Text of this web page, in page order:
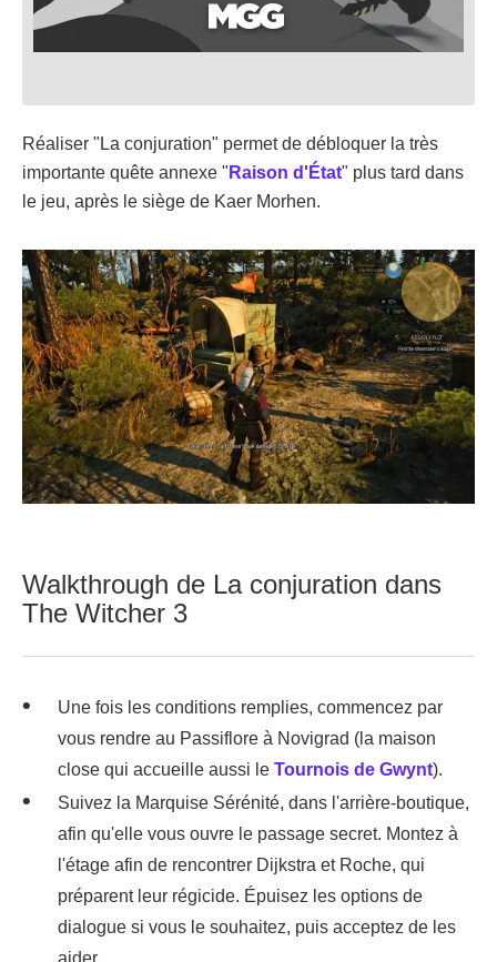
Réaliser "La conjuration" permet de débloquer la très
importante quête annexe " Raison d'État" plus tard dans
le jeu, après le siège de Kaer Morhen.
Walkthrough de La conjuration dans
The Witcher 3
Une fois les conditions remplies, commencez par
vous rendre au Passiflore à Novigrad (la maison
close qui accueille aussi le Tournois de Gwynt).
Suivez la Marquise Sérénité, dans l'arrière-boutique,
afin qu'elle vous ouvre le passage secret. Montez à
l'étage afin de rencontrer Dijkstra et Roche, qui
préparent leur régicide. Épuisez les options de
dialogue si vous le souhaitez, puis acceptez de les